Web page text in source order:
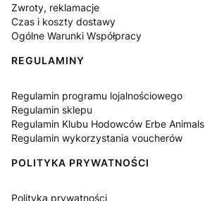
Zwroty, reklamacje
Czas i koszty dostawy
Ogólne Warunki Współpracy
REGULAMINY
Regulamin programu lojalnościowego
Regulamin sklepu
Regulamin Klubu Hodowców Erbe Animals
Regulamin wykorzystania voucherów
POLITYKA PRYWATNOŚCI
Polityka prywatności